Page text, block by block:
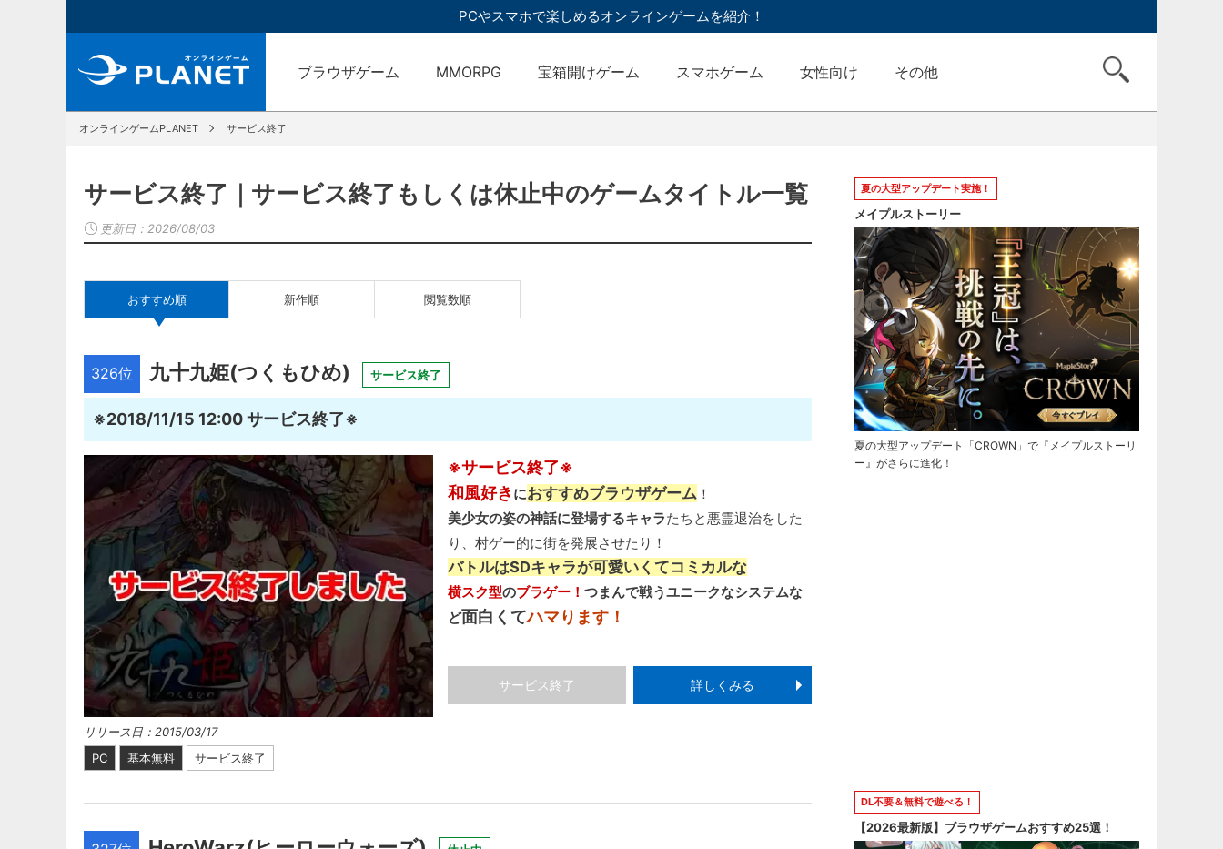
PCやスマホで楽しめるオンラインゲームを紹介！
ブラウザゲーム MMORPG 宝箱開けゲーム スマホゲーム 女性向け その他
オンラインゲームPLANET サービス終了
サービス終了｜サービス終了もしくは休止中のゲームタイトル一覧
更新日： 2026/08/03
おすすめ順 新作順 閲覧数順
326位 九十九姫(つくもひめ) サービス終了
※2018/11/15 12:00 サービス終了※
リリース日：2015/03/17
PC
基本無料 サービス終了
※サービス終了※
和風好き におすすめブラウザゲーム ！
美少女の姿の神話に登場するキャラたちと悪霊退治をした
り、村ゲー的に街を発展させたり！
バトルはSDキャラが可愛いくてコミカルな
横スク型のブラゲー！つまんで戦うユニークなシステムな
ど面白くてハマります！
サービス終了 詳しくみる
夏の大型アップデート実施！
メイプルストーリー
夏の大型アップデート「CROWN」で『メイプルストーリ
ー』がさらに進化！
DL不要＆無料で遊べる！
【2026最新版】ブラウザゲームおすすめ25選！